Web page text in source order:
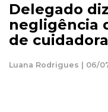
Delegado
negligência
de
Luana Rodrigues | 06/